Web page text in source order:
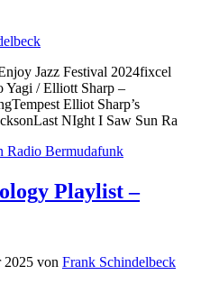
Jazz Festival 2024fixcel
Yagi / Elliott Sharp –
Elliot Sharp’s
NIght I Saw Sun Ra
Playlist –
2025 von Frank Schindelbeck